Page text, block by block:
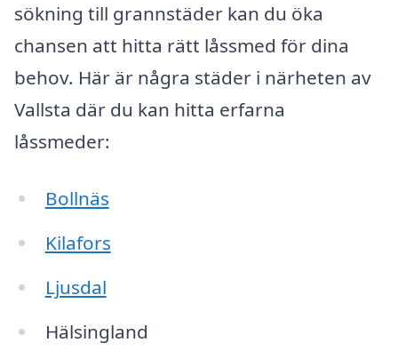
sökning till grannstäder kan du öka
chansen att hitta rätt låssmed för dina
behov. Här är några städer i närheten av
Vallsta där du kan hitta erfarna
låssmeder:
Bollnäs
Kilafors
Ljusdal
Hälsingland